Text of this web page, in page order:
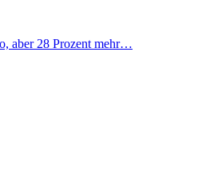
aber 28 Prozent mehr…